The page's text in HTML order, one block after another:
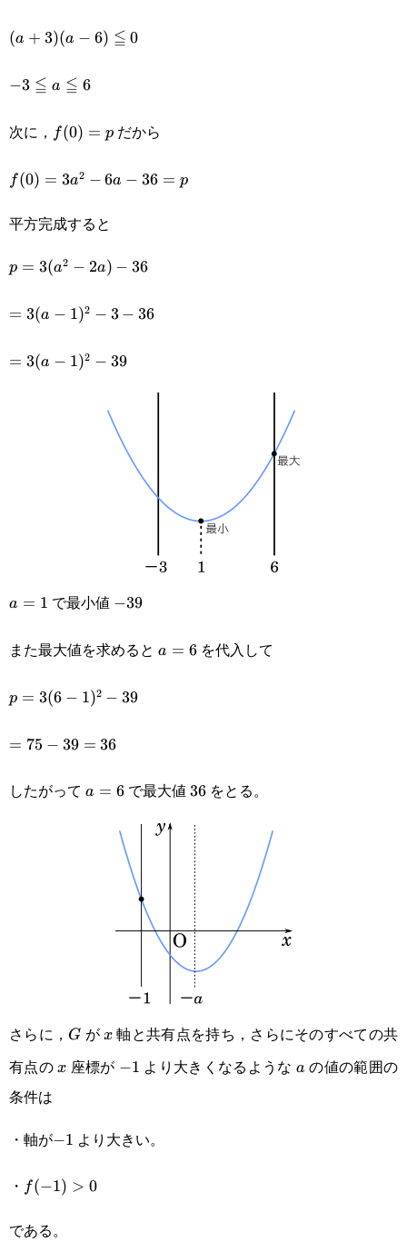
(a+3)
(a + 3)(a − 6) ≦ 0
-3\leqq
−3 ≦ a ≦ 6
次に， f(0)=p
f(0) = pだから
f(0)=3a^2-
f(0) = 3a2 − 6a − 36 = p
平方完成すると
p=3(a^2-
p = 3(a2 − 2a) − 36
=3(a-
= 3(a − 1)2 − 3 − 36
=3(a-
= 3(a − 1)2 − 39
a=1
a = 1 で最小値 -39
−39
また最大値を求めると a=6
a = 6を代入して
p=3(6-
p = 3(6 − 1)2 − 39
=75-
= 75 − 39 = 36
したがって a=6
a = 6で最大値 36
36をとる。
さらに， G
G がx
x 軸と共有点を持ち，さらにそのすべての共
有点のx
x 座標が -1
−1 より大きくなるようなa
a の値の範囲の
条件は
・軸が-1
−1 より大きい。
・ f(-1)
f(−1) > 0
である。